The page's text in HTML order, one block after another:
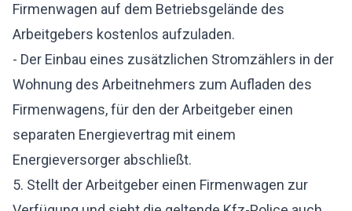
Firmenwagen auf dem Betriebsgelände des
Arbeitgebers kostenlos aufzuladen.
- Der Einbau eines zusätzlichen Stromzählers in der
Wohnung des Arbeitnehmers zum Aufladen des
Firmenwagens, für den der Arbeitgeber einen
separaten Energievertrag mit einem
Energieversorger abschließt.
5. Stellt der Arbeitgeber einen Firmenwagen zur